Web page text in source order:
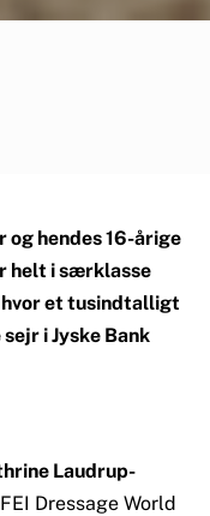
hendes 16-årige
helt i særklasse
et tusindtalligt
i Jyske Bank
Laudrup-
Dressage World